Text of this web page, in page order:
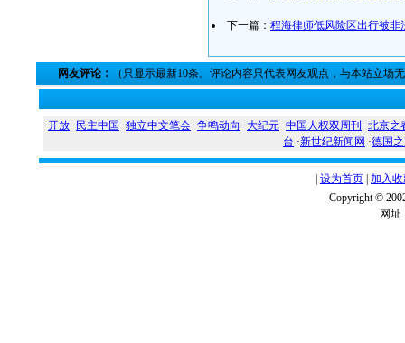
下一篇： 程海律师低风险区出行被非
网友评论： （只显示最新10条。评论内容只代表网友观点，与本站立场
·开放 · 民主中国 ·独立中文笔会 ·争鸣动向 ·大纪元 ·中国人权双周刊 ·北京之
台 ·新世纪新闻网 ·德国
设为首页 加入
Copyright ©
网址